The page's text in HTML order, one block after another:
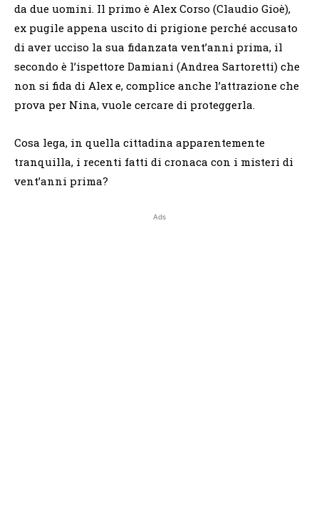
da due uomini. Il primo è Alex Corso (Claudio Gioè),
ex pugile appena uscito di prigione perché accusato
di aver ucciso la sua fidanzata vent’anni prima, il
secondo è l’ispettore Damiani (Andrea Sartoretti) che
non si fida di Alex e, complice anche l’attrazione che
prova per Nina, vuole cercare di proteggerla.
Cosa lega, in quella cittadina apparentemente
tranquilla, i recenti fatti di cronaca con i misteri di
vent’anni prima?
Ads